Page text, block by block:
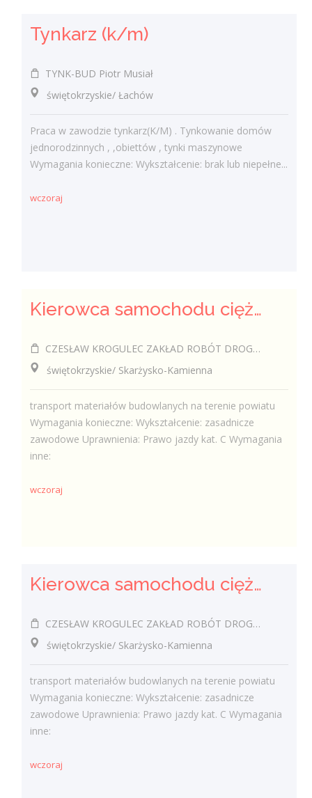
Tynkarz (k/m)
TYNK-BUD Piotr Musiał
świętokrzyskie/ Łachów
Praca w zawodzie tynkarz(K/M) . Tynkowanie domów
jednorodzinnych , ,obiettów , tynki maszynowe
Wymagania konieczne: Wykształcenie: brak lub niepełne...
wczoraj
Kierowca samochodu ciężarowego (k/m)
CZESŁAW KROGULEC ZAKŁAD ROBÓT DROGOWYCH "KROGULEC"
świętokrzyskie/ Skarżysko-Kamienna
transport materiałów budowlanych na terenie powiatu
Wymagania konieczne: Wykształcenie: zasadnicze
zawodowe Uprawnienia: Prawo jazdy kat. C Wymagania
inne:
wczoraj
Kierowca samochodu ciężarowego (k/m)
CZESŁAW KROGULEC ZAKŁAD ROBÓT DROGOWYCH "KROGULEC"
świętokrzyskie/ Skarżysko-Kamienna
transport materiałów budowlanych na terenie powiatu
Wymagania konieczne: Wykształcenie: zasadnicze
zawodowe Uprawnienia: Prawo jazdy kat. C Wymagania
inne:
wczoraj